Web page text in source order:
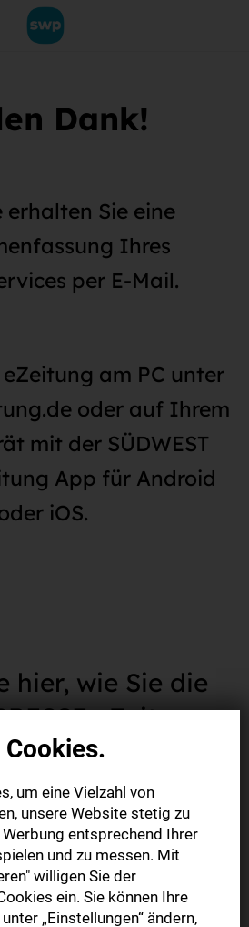
Dank!
erhalten Sie eine
Ihres
per E-Mail.
eZeitung am PC unter
oder auf Ihrem
mit der SÜDWEST
App für Android
iOS.
hier, wie Sie die
eZeitung
Geräte auf iOS
iOS
um eine Vielzahl von
unsere Website stetig zu
entsprechend Ihrer
und zu messen. Mit
willigen Sie der
ein. Sie können Ihre
„Einstellungen“ ändern,